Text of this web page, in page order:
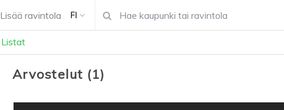
Lisää ravintola FI
Listat
Arvostelut (1)